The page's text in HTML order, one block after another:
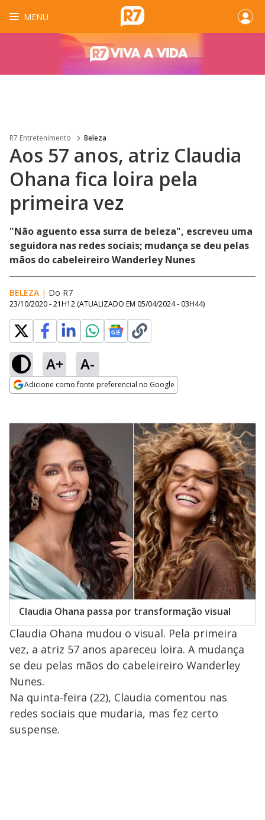
MENU
R7 Entretenimento Beleza
Aos 57 anos, atriz Claudia
Ohana fica loira pela
primeira vez
"Não aguento essa surra de beleza", escreveu uma
seguidora nas redes sociais; mudança se deu pelas
mãos do cabeleireiro Wanderley Nunes
BELEZA | Do R7
23/10/2020 - 21H12 (ATUALIZADO EM 05/04/2024 - 03H44)
A+ A-
Adicione como fonte preferencial no Google
Claudia Ohana passa por transformação visual
Claudia Ohana mudou o visual. Pela primeira
vez, a atriz 57 anos apareceu loira. A mudança
se deu pelas mãos do cabeleireiro Wanderley
Nunes.
Na quinta-feira (22), Claudia comentou nas
redes sociais que mudaria, mas fez certo
suspense.